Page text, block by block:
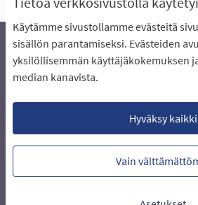
Käytämme sivustollamme evästeitä
sisällön parantamiseksi. Evästeiden
yksilöllisemmän käyttäjäkokemuksen
median kanavista.
Hyväksy kaikki
Vain
Äänestyksen pikaohjeet
Usein
Näin äänestät Asukasbudjetissa
Lataa
Evästeasetukset
Verkkosivusto luotu